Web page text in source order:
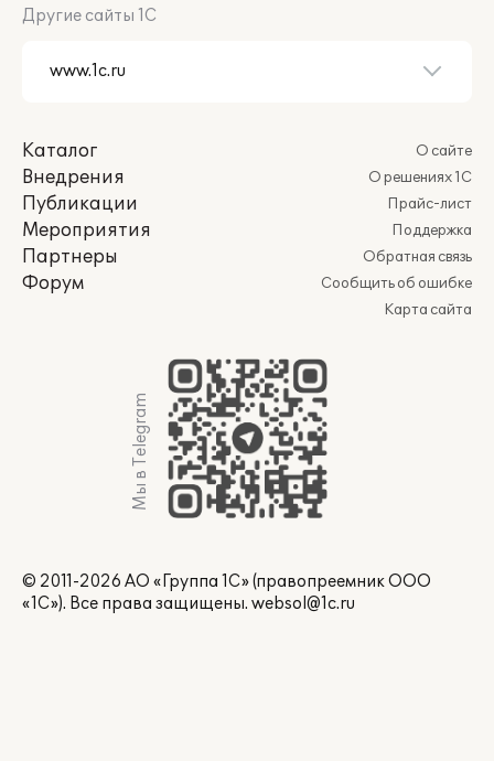
Другие сайты 1С
Каталог
Внедрения
Публикации
Мероприятия
Партнеры
Форум
О сайте
О решениях 1С
Прайс-лист
Поддержка
Обратная связь
Сообщить об ошибке
Карта сайта
Мы в Telegram
© 2011-2026 АО «Группа 1С» (правопреемник ООО
«1С»). Все права защищены. websol@1c.ru